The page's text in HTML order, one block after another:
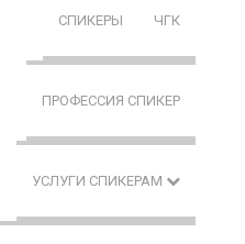
СПИКЕРЫ ЧГК
ПРОФЕССИЯ СПИКЕР
УСЛУГИ СПИКЕРАМ